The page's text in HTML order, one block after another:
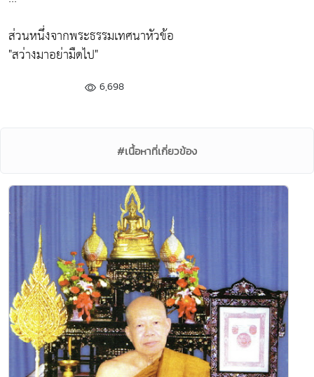
ส่วนหนึ่งจากพระธรรมเทศนาหัวข้อ
"สว่างมาอย่ามืดไป"
6,698
#เนื้อหาที่เกี่ยวข้อง